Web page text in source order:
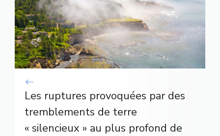
Les ruptures provoquées par des
tremblements de terre
« silencieux » au plus profond de